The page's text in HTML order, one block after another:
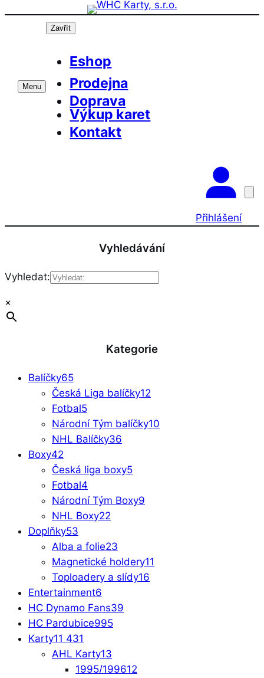
Přeskočit
Menu
Zavřít
Eshop
Prodejna
Doprava
Výkup karet
Kontakt
Přihlášení
Vyhledávání
Vyhledat:
×
Kategorie
Balíčky65
Česká Liga balíčky12
Fotbal5
Národní Tým balíčky10
NHL Balíčky36
Boxy42
Česká liga boxy5
Fotbal4
Národní Tým Boxy9
NHL Boxy22
Doplňky53
Alba a folie23
Magnetické holdery11
Toploadery a slídy16
Entertainment6
HC Dynamo Fans39
HC Pardubice995
Karty11 431
AHL Karty13
1995/199612